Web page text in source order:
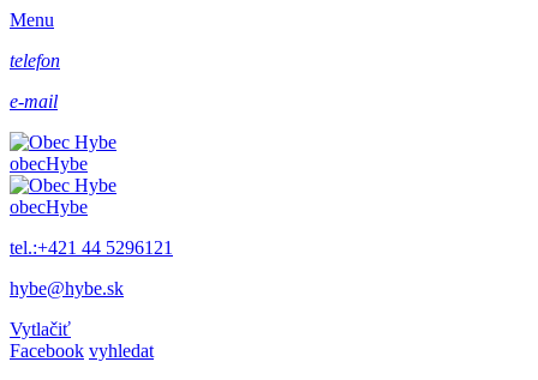
Menu
telefon
e-mail
obecHybe
obecHybe
tel.:+421 44 5296121
hybe@hybe.sk
Vytlačiť
Facebook vyhledat